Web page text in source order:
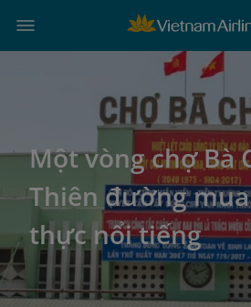
Một vòng chợ Bà
Thiên đường
thực nổi tiếng